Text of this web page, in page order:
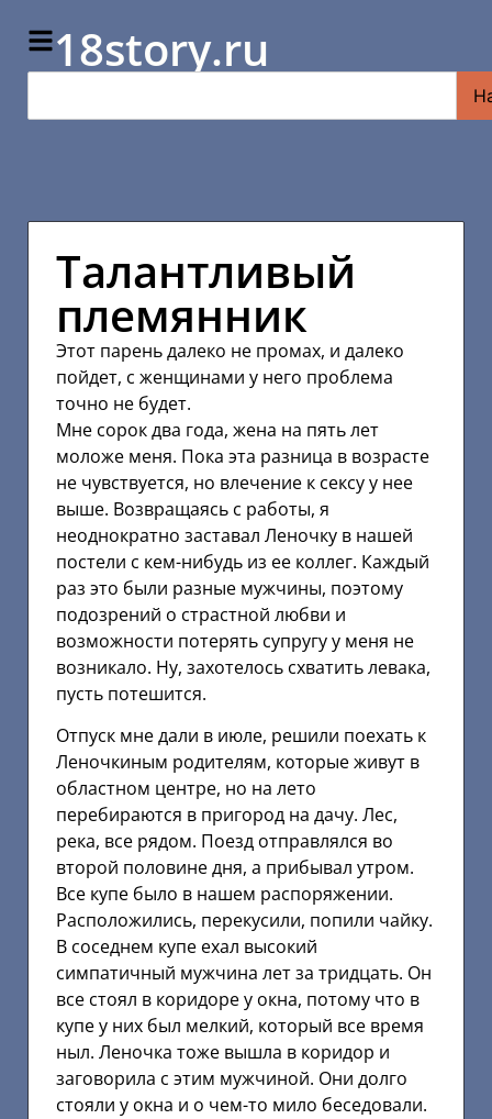
18story.ru
Талантливый
племянник
Этот парень далеко не промах, и далеко
пойдет, с женщинами у него проблема
точно не будет.
Мне сорок два года, жена на пять лет
моложе меня. Пока эта разница в возрасте
не чувствуется, но влечение к сексу у нее
выше. Возвращаясь с работы, я
неоднократно заставал Леночку в нашей
постели с кем-нибудь из ее коллег. Каждый
раз это были разные мужчины, поэтому
подозрений о страстной любви и
возможности потерять супругу у меня не
возникало. Ну, захотелось схватить левака,
пусть потешится.
Отпуск мне дали в июле, решили поехать к
Леночкиным родителям, которые живут в
областном центре, но на лето
перебираются в пригород на дачу. Лес,
река, все рядом. Поезд отправлялся во
второй половине дня, а прибывал утром.
Все купе было в нашем распоряжении.
Расположились, перекусили, попили чайку.
В соседнем купе ехал высокий
симпатичный мужчина лет за тридцать. Он
все стоял в коридоре у окна, потому что в
купе у них был мелкий, который все время
ныл. Леночка тоже вышла в коридор и
заговорила с этим мужчиной. Они долго
стояли у окна и о чем-то мило беседовали.